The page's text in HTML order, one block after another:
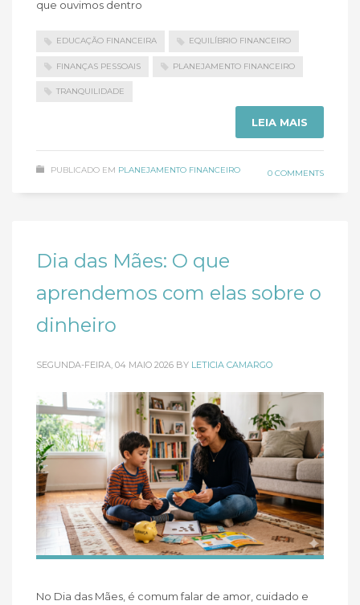
que ouvimos dentro
EDUCAÇÃO FINANCEIRA EQUILÍBRIO FINANCEIRO
FINANÇAS PESSOAIS PLANEJAMENTO FINANCEIRO
TRANQUILIDADE
LEIA MAIS
PUBLICADO EM PLANEJAMENTO FINANCEIRO 0 COMMENTS
Dia das Mães: O que
aprendemos com elas sobre o
dinheiro
SEGUNDA-FEIRA, 04 MAIO 2026 BY LETICIA CAMARGO
No Dia das Mães, é comum falar de amor, cuidado e